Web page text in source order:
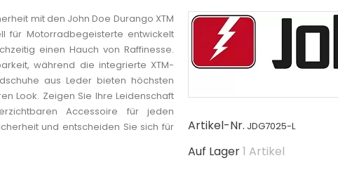
mit den John Doe Durango XTM
für Motorradbegeisterte entwickelt
einen Hauch von Raffinesse.
während die integrierte XTM-
aus Leder bieten höchsten
Look. Zeigen Sie Ihre Leidenschaft
Accessoire für jeden
und entscheiden Sie sich für
Artikel-Nr. JDG7025-L
Auf Lager1 Artikel